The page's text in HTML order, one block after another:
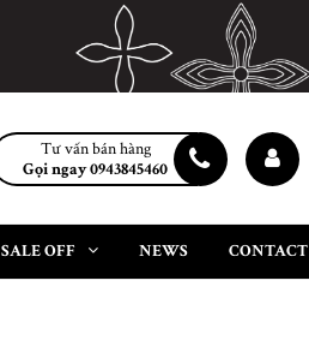
Tư vấn bán hàng
Gọi ngay 0943845460
SALE OFF NEWS CONTACT